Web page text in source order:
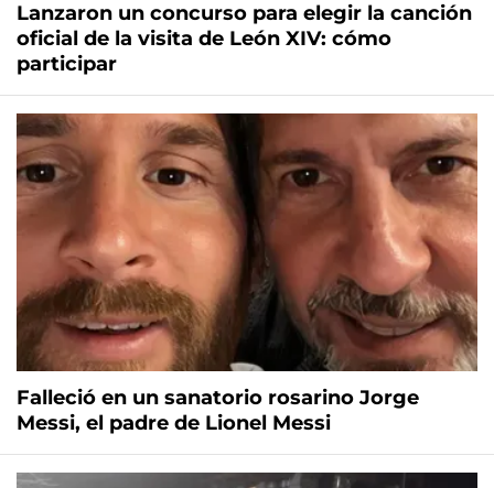
Lanzaron un concurso para elegir la canción
oficial de la visita de León XIV: cómo
participar
Falleció en un sanatorio rosarino Jorge
Messi, el padre de Lionel Messi